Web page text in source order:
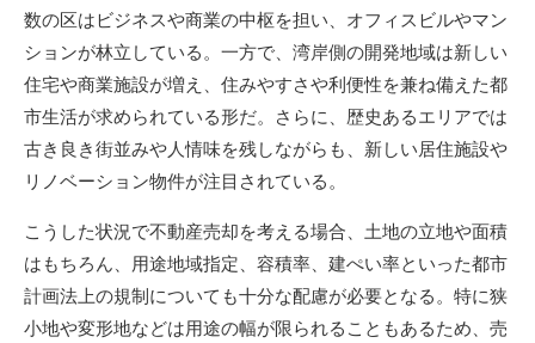
数の区はビジネスや商業の中枢を担い、オフィスビルやマン
ションが林立している。一方で、湾岸側の開発地域は新しい
住宅や商業施設が増え、住みやすさや利便性を兼ね備えた都
市生活が求められている形だ。さらに、歴史あるエリアでは
古き良き街並みや人情味を残しながらも、新しい居住施設や
リノベーション物件が注目されている。
こうした状況で不動産売却を考える場合、土地の立地や面積
はもちろん、用途地域指定、容積率、建ぺい率といった都市
計画法上の規制についても十分な配慮が必要となる。特に狭
小地や変形地などは用途の幅が限られることもあるため、売